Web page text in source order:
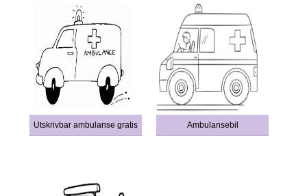
Utskrivbar ambulanse gratis Ambulansebil